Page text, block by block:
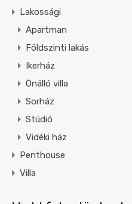
Lakossági
Apartman
Földszinti lakás
Ikerház
Önálló villa
Sorház
Stúdió
Vidéki ház
Penthouse
Villa